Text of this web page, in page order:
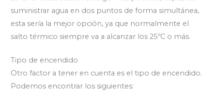
suministrar agua en dos puntos de forma simultánea,
esta sería la mejor opción, ya que normalmente el
salto térmico siempre va a alcanzar los 25ºC o más.
Tipo de encendido
Otro factor a tener en cuenta es el tipo de encendido.
Podemos encontrar los siguientes: